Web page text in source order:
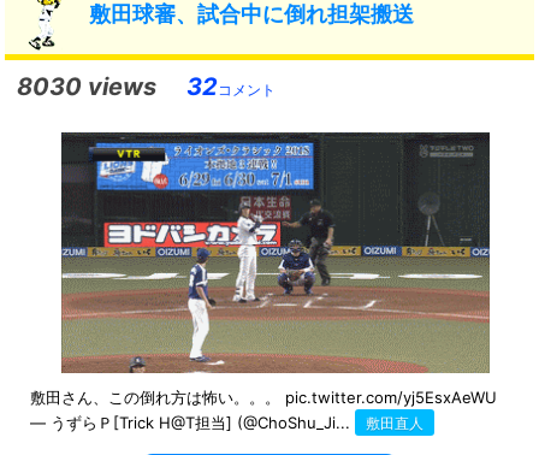
敷田球審、試合中に倒れ担架搬送
8030 views 32コメント
敷田さん、この倒れ方は怖い。。。 pic.twitter.com/yj5EsxAeWU
— うずらＰ[Trick H@T担当] (@ChoShu_Ji...
敷田直人